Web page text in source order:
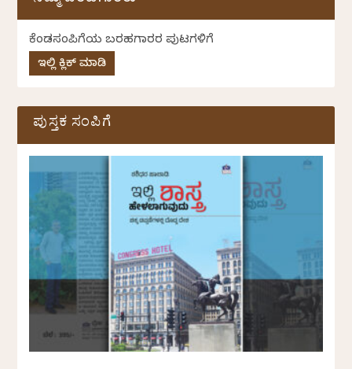
ಕೆಂಡಸಂಪಿಗೆಯ ಬರಹಗಾರರ ಪುಟಗಳಿಗೆ
ಇಲ್ಲಿ ಕ್ಲಿಕ್ ಮಾಡಿ
ಪುಸ್ತಕ ಸಂಪಿಗೆ